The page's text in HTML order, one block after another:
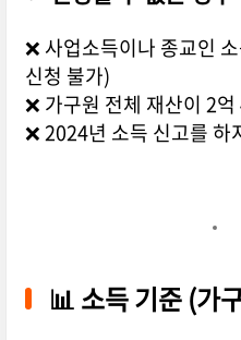
❌ 사업소득이나 종교인
신청 불가)
❌ 가구원 전체 재산이 2
❌ 2024년 소득 신고를 하
📊소득 기준 (가